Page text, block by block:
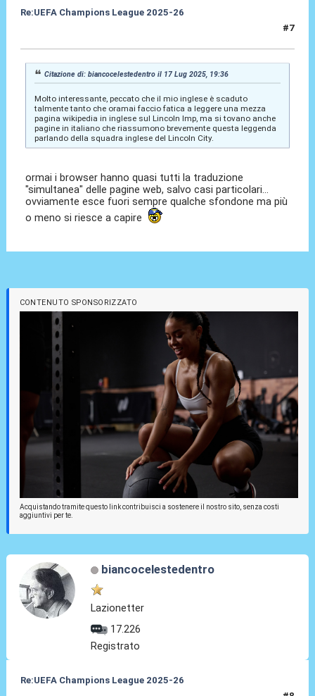
Re:UEFA Champions League 2025-26
#7
Citazione di: biancocelestedentro il 17 Lug 2025, 19:36
Molto interessante, peccato che il mio inglese è scaduto
talmente tanto che oramai faccio fatica a leggere una mezza
pagina wikipedia in inglese sul Lincoln Imp, ma si tovano anche
pagine in italiano che riassumono brevemente questa leggenda
parlando della squadra inglese del Lincoln City.
ormai i browser hanno quasi tutti la traduzione
"simultanea" delle pagine web, salvo casi particolari...
ovviamente esce fuori sempre qualche sfondone ma più
o meno si riesce a capire
CONTENUTO SPONSORIZZATO
Acquistando tramite questo link contribuisci a sostenere il nostro sito, senza costi
aggiuntivi per te.
biancocelestedentro
Lazionetter
17.226
Registrato
Re:UEFA Champions League 2025-26